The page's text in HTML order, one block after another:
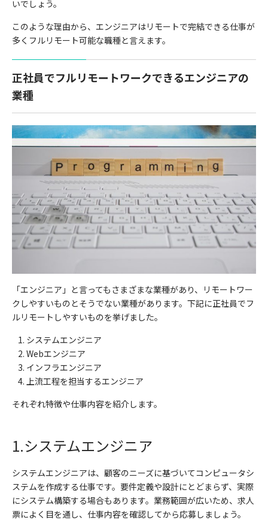
いでしょう。
このような理由から、エンジニアはリモートで完結できる仕事が
多くフルリモート可能な職種と言えます。
正社員でフルリモートワークできるエンジニアの
業種
「エンジニア」と言ってもさまざまな業種があり、リモートワー
クしやすいものとそうでない業種があります。下記に正社員でフ
ルリモートしやすいものを挙げました。
システムエンジニア
Webエンジニア
インフラエンジニア
上流工程を担当するエンジニア
それぞれ特徴や仕事内容を紹介します。
1.システムエンジニア
システムエンジニアは、顧客のニーズに基づいてコンピュータシ
ステムを作成する仕事です。要件定義や設計にとどまらず、実際
にシステム構築する場合もあります。業務範囲が広いため、求人
票によく目を通し、仕事内容を確認してから応募しましょう。